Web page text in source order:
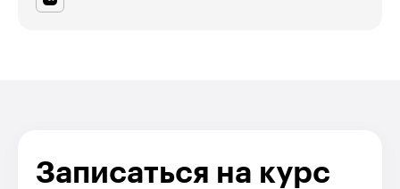
Записаться на курс